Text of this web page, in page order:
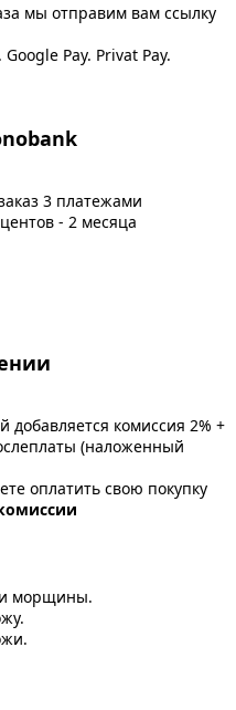
мы отправим вам ссылку
Pay. Privat Pay.
3 платежами
- 2 месяца
добавляется комиссия 2% +
(наложенный
оплатить свою покупку
морщины.